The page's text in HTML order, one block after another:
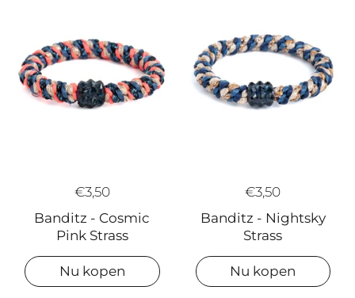
€3,50
Banditz - Cosmic
Pink Strass
Nu kopen
€3,50
Banditz - Nightsky
Strass
Nu kopen